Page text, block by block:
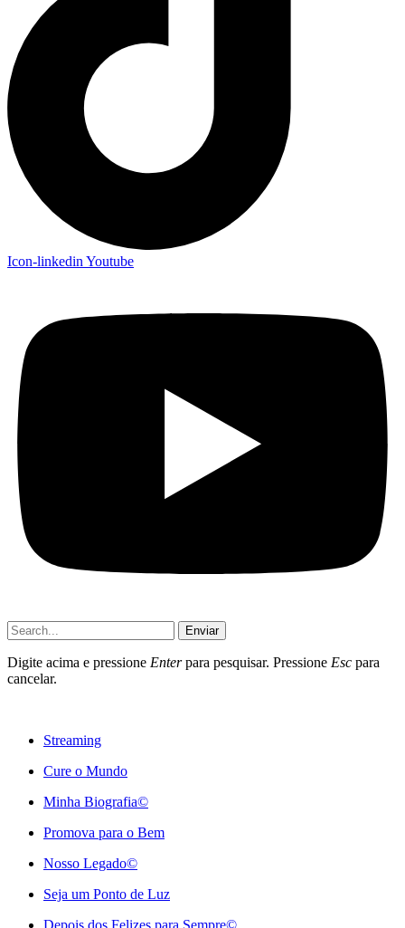
Icon-linkedin Youtube
Enviar
Digite acima e pressione Enterpara pesquisar. Pressione Esc para
cancelar.
Streaming
Cure o Mundo
Minha Biografia©
Promova para o Bem
Nosso Legado©
Seja um Ponto de Luz